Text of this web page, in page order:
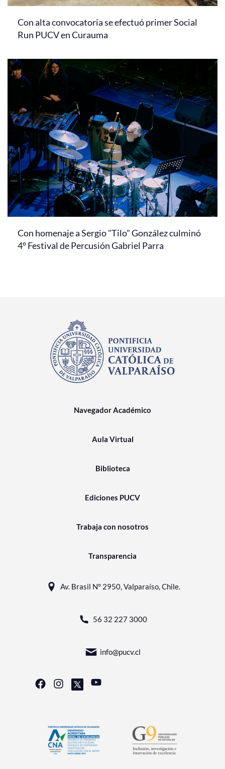
Con alta convocatoria se efectuó primer Social
Run PUCV en Curauma
Con homenaje a Sergio "Tilo" González culminó
4° Festival de Percusión Gabriel Parra
Navegador Académico
Aula Virtual
Biblioteca
Ediciones PUCV
Trabaja con nosotros
Transparencia
Av. Brasil N° 2950, Valparaíso, Chile.
56 32 227 3000
info@pucv.cl